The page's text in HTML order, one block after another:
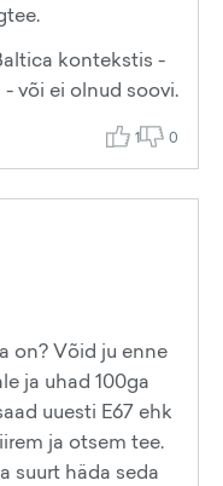
kontekstis -
või ei olnud soovi.
1 0
on? Võid ju enne
ja uhad 100ga
uuesti E67 ehk
ja otsem tee.
suurt häda seda